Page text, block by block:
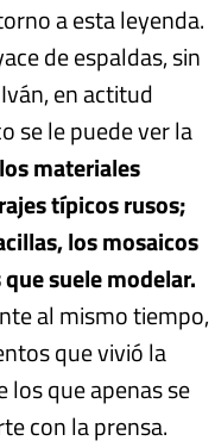
a esta leyenda.
de espaldas, sin
en actitud
se le puede ver la
materiales
típicos rusos;
los mosaicos
suele modelar.
al mismo tiempo,
que vivió la
que apenas se
con la prensa.